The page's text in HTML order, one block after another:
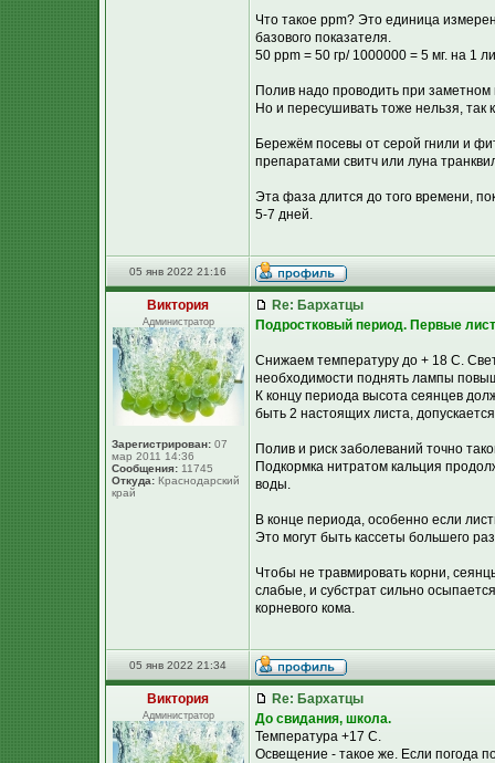
Что такое ppm? Это единица
базового показателя.
50 ррm = 50 гр/ 1000000 = 5 мг. на 1
Полив надо проводить при заметном
Но и пересушивать тоже нельзя, так
Бережём посевы от серой гнили и
препаратами свитч или луна
Эта фаза длится до того времени,
5-7 дней.
05 янв 2022 21:16
Виктория
Администратор
Зарегистрирован: 07
мар 2011 14:36
Сообщения: 11745
Откуда: Краснодарский
край
Re: Бархатцы
Подростковый период. Первые
Снижаем температуру до + 18 С.
необходимости поднять лампы
К концу периода высота сеянцев
быть 2 настоящих листа,
Полив и риск заболеваний точно
Подкормка нитратом кальция
воды.
В конце периода, особенно если
Это могут быть кассеты большего
Чтобы не травмировать корни,
слабые, и субстрат сильно
корневого кома.
05 янв 2022 21:34
Виктория
Администратор
Re: Бархатцы
До свидания, школа.
Температура +17 С.
Освещение - такое же. Если погода